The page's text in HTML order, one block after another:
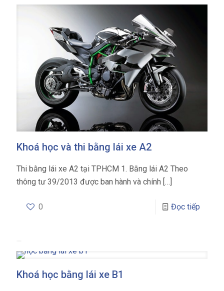
Khoá học và thi bằng lái xe A2
Thi bằng lái xe A2 tại TPHCM 1. Bằng lái A2 Theo
thông tư 39/2013 được ban hành và chính […]
0 Đọc tiếp
Khoá học bằng lái xe B1